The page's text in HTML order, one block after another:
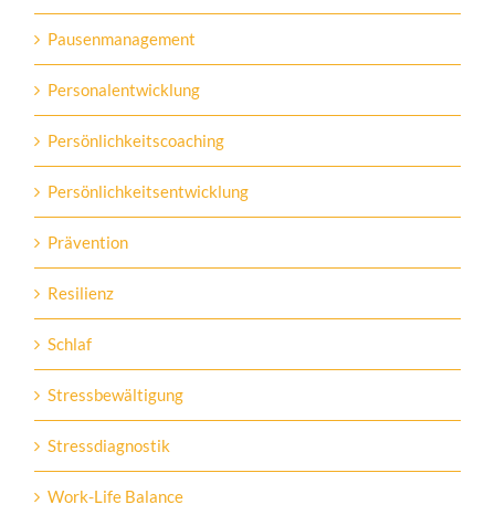
Pausenmanagement
Personalentwicklung
Persönlichkeitscoaching
Persönlichkeitsentwicklung
Prävention
Resilienz
Schlaf
Stressbewältigung
Stressdiagnostik
Work-Life Balance